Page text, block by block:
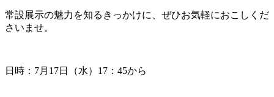
常設展示の魅力を知るきっかけに、ぜひお気軽におこしくだ
さいませ。
日時：7月 17日（水）17：45から